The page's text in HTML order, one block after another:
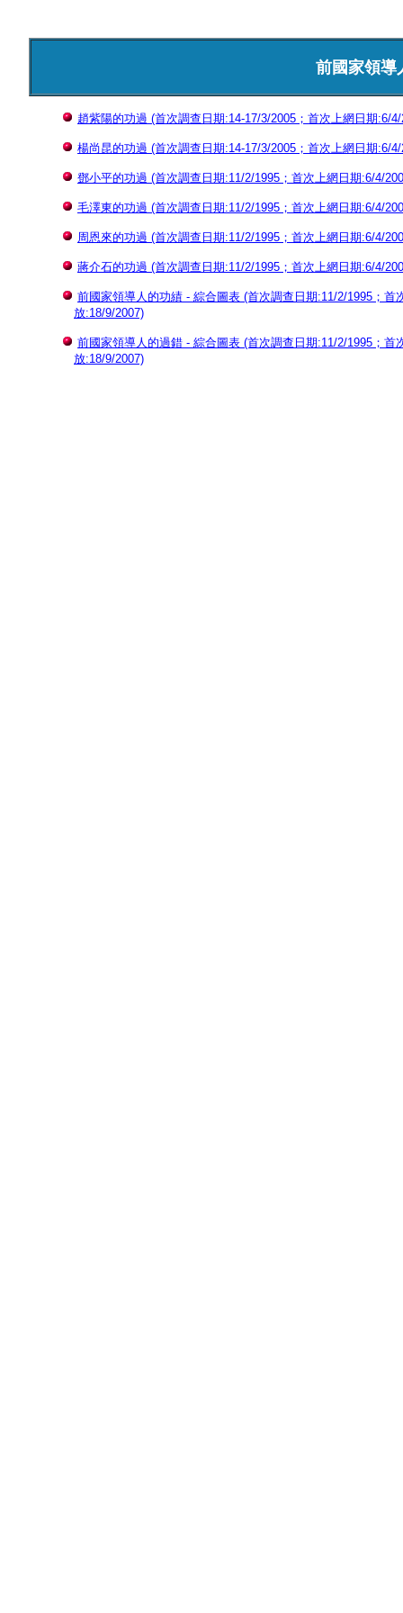
前國家領導
趙紫陽的功過 (首次調查日期:14-17/3/2005；首次上網日期:6/
楊尚昆的功過 (首次調查日期:14-17/3/2005；首次上網日期:6/
鄧小平的功過 (首次調查日期:11/2/1995；首次上網日期:6/4/
毛澤東的功過 (首次調查日期:11/2/1995；首次上網日期:6/4/
周恩來的功過 (首次調查日期:11/2/1995；首次上網日期:6/4/
蔣介石的功過 (首次調查日期:11/2/1995；首次上網日期:6/4/
前國家領導人的功績 - 綜合圖表 (首次調查日期:11/2/1995；
放:18/9/2007)
前國家領導人的過錯 - 綜合圖表 (首次調查日期:11/2/1995；
放:18/9/2007)